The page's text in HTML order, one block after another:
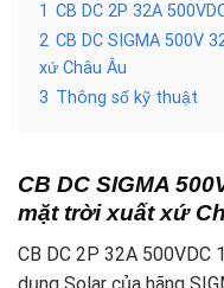
1 CB DC 2P 32A
2 CB DC SIGMA 500V
xứ Châu Âu
3 Thông số kỹ thuật
CB DC SIGMA
mặt trời xuất xứ
CB DC 2P 32A 500VDC